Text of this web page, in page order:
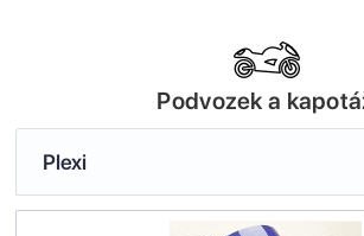
Podvozek a
Plexi